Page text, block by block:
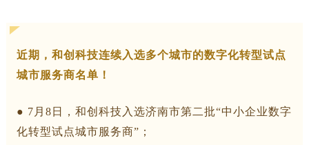
近期，和创科技连续入选多个城市的数字化转型试点
城市服务商名单 ！
● 7月8日， 和创科技入选济南市第二批“中小企业数字
化转型试点城市服务商”；